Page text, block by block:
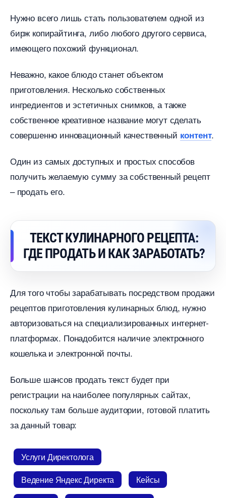
Нужно всего лишь стать пользователем одной из
ирж копирайтинга, либо любого другого сервиса,
имеющего похожий функционал.
Неважно, какое блюдо станет объектом
приготовления. Несколько собственных
ингредиентов и эстетичных снимков, а также
собственное креативное название могут сделать
совершенно инновационный качественный контент.
Один из самых доступных и простых способо
получить желаемую сумму за собственный рецепт
– продать его.
ТЕКСТ КУЛИНАРНОГО РЕЦЕПТА:
ГДЕ ПРОДАТЬ И КАК ЗАРАБОТАТЬ?
Для того чтобы зарабатывать посредством продажи
рецептов приготовления кулинарных блюд, нужно
авторизоваться на специализированных интернет-
платформах. Понадобится наличие электронного
кошелька и электронной почты.
Больше шансов продать текст будет при
регистрации на наиболее популярных сайтах,
поскольку там больше аудитории, готовой платить
за данный товар:
Услуги Директолога
едение Яндекс Директа
Кейсы